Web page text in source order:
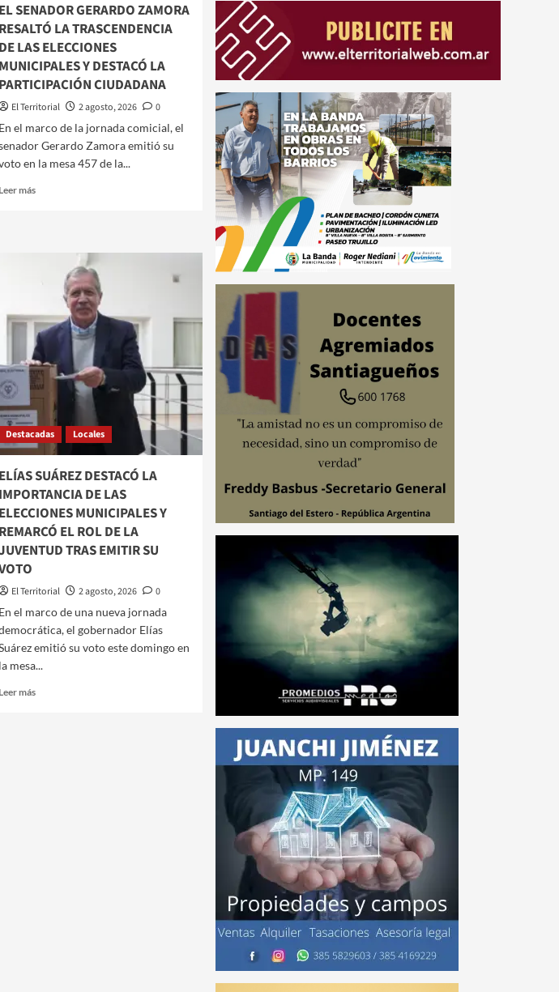
EL SENADOR GERARDO ZAMORA
RESALTÓ LA TRASCENDENCIA
DE LAS ELECCIONES
MUNICIPALES Y DESTACÓ LA
PARTICIPACIÓN CIUDADANA
El Territorial 2 agosto, 2026
0
​En el marco de la jornada comicial, el
Gerardo Zamora emitió su
en la mesa 457 de la...
Leer másLeer
GERARDO
ZAMORA
RESALTÓ
TRASCENDENCIA
DE
LAS
ELECCIONES
MUNICIPALES
DESTACÓ
LA
PARTICIPACIÓN
Destacadas Locales
ELÍAS SUÁREZ DESTACÓ LA
IMPORTANCIA DE LAS
ELECCIONES MUNICIPALES Y
REMARCÓ EL ROL DE LA
TRAS EMITIR SU
El Territorial 2 agosto, 2026
0
​​En el marco de una nueva jornada
el gobernador Elías
emitió su voto este domingo en
la mesa...
Leer másLeer